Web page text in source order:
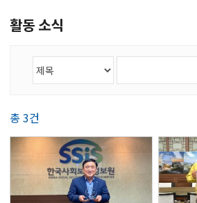
활동 소식
총 3건